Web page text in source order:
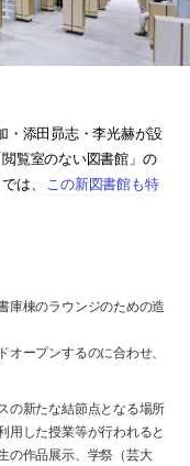
・添田昴志・李光赫が設
覧室のない図書館」の
は、
この新図書館も特
庫棟のラウンジのための造
ープンするのに合わせ、
の新たな結節点となる場所
用した授業等が行われると
の作品展示、学祭（芸大